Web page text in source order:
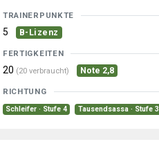
TRAINERPUNKTE
5 B-Lizenz
FERTIGKEITEN
20 (20 verbraucht) Note 2,8
RICHTUNG
Schleifer · Stufe 4 Tausendsassa · Stufe 3